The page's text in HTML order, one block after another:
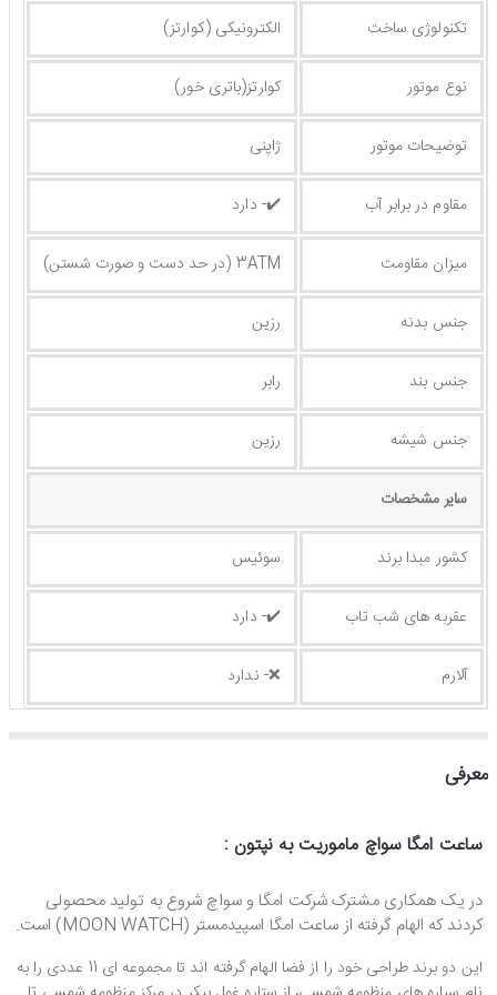
تکنولوژی ساخت الکترونیکی (کوارتز)
نوع موتور کوارتز(باتری خور)
توضیحات موتور ژاپنی
مقاوم در برابر آب ✔️- دارد
میزان مقاومت 3ATM (در حد دست و صورت شستن)
جنس بدنه رزین
جنس بند رابر
جنس شیشه رزین
ساير مشخصات
کشور مبدا برند سوئیس
عقربه های شب تاب ✔️- دارد
آلارم ❌- ندارد
معرفی
ساعت امگا سواچ ماموریت به نپتون :
در یک همکاری مشترک شرکت امگا و سواچ شروع به تولید محصولی
کردند که الهام گرفته از ساعت امگا اسپیدمستر (MOON WATCH) است.
این دو برند طراحی خود را از فضا الهام گرفته اند تا مجموعه ای 11 عددی را به